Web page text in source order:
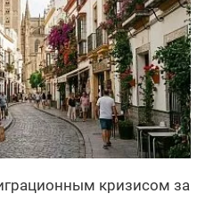
кризисом за